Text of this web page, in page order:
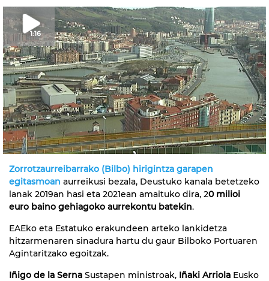
1:16
Zorrotzaurreibarrako (Bilbo) hirigintza garapen
egitasmoan aurreikusi bezala, Deustuko kanala betetzeko
lanak 2019an hasi eta 2021ean amaituko dira, 20 milioi
euro baino gehiagoko aurrekontu batekin.
EAEko eta Estatuko erakundeen arteko lankidetza
hitzarmenaren sinadura hartu du gaur Bilboko Portuaren
Agintaritzako egoitzak.
Iñigo de la Serna Sustapen ministroak, Iñaki Arriola Eusko